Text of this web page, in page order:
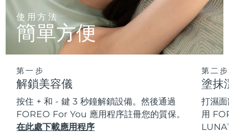
使用方法
簡單方便
第一步
解鎖美容儀
按住 + 和 - 鍵 3 秒鐘解鎖設備。然後通過
FOREO For You 應用程序註冊您的質保。
在此處下載應用程序
第二步
塗抹
打濕
用
LUNA